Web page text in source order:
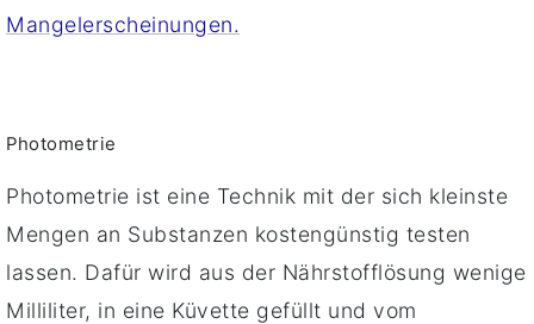
Mangelerscheinungen.
Photometrie
Photometrie ist eine Technik mit der sich kleinste
Mengen an Substanzen kostengünstig testen
lassen. Dafür wird aus der Nährstofflösung wenige
Milliliter, in eine Küvette gefüllt und vom